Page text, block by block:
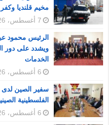
مخيم قلنديا
7 أغسطس، 2026
الرئيس محمود
ويشدد على دور
الخدمات
6 أغسطس، 2026
سفير الصين
الفلسطينية
6 أغسطس، 2026